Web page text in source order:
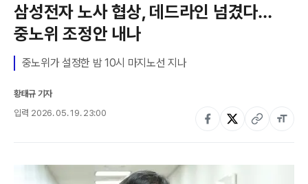
삼성전자 노사 협상, 데드라인 넘겼다…
중노위 조정안 내나
중노위가 설정한 밤 10시 마지노선 지나
황태규 기자
입력 2026. 05. 19. 23:00